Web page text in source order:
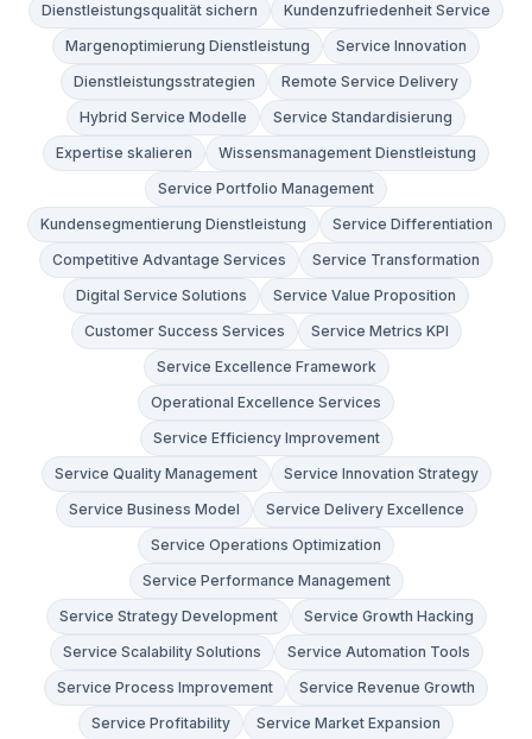
Dienstleistungsqualität sichern
Kundenzufriedenheit Service
Margenoptimierung Dienstleistung
Service Innovation
Dienstleistungsstrategien
Remote Service Delivery
Hybrid Service Modelle
Service Standardisierung
Expertise skalieren
Wissensmanagement Dienstleistung
Service Portfolio Management
Kundensegmentierung Dienstleistung
Service Differentiation
Competitive Advantage Services
Service Transformation
Digital Service Solutions
Service Value Proposition
Customer Success Services
Service Metrics KPI
Service Excellence Framework
Operational Excellence Services
Service Efficiency Improvement
Service Quality Management
Service Innovation Strategy
Service Business Model
Service Delivery Excellence
Service Operations Optimization
Service Performance Management
Service Strategy Development
Service Growth Hacking
Service Scalability Solutions
Service Automation Tools
Service Process Improvement
Service Revenue Growth
Service Profitability
Service Market Expansion